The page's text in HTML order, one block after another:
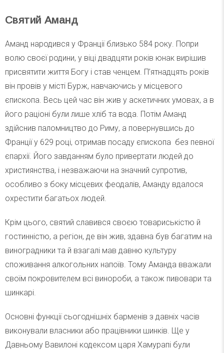
Святий Аманд
Аманд народився у Франції близько 584 року. Попри
волю своєї родини, у віці двадцяти років юнак вирішив
присвятити життя Богу і став ченцем. П’ятнадцять років
він провів у місті Бурж, навчаючись у місцевого
єпископа. Весь цей час він жив у аскетичних умовах, а в
його раціоні були лише хліб та вода. Потім Аманд
здійснив паломництво до Риму, а повернувшись до
Франції у 629 році, отримав посаду єпископа без певної
єпархії. Його завданням було привертати людей до
християнства, і незважаючи на значний супротив,
особливо з боку місцевих феодалів, Аманду вдалося
охрестити багатьох людей.
Крім цього, святий славився своєю товариськістю й
гостинністю, а регіон, де він жив, здавна був багатим на
виноградники та й взагалі мав давню культуру
споживання алкогольних напоїв. Тому Аманда вважали
своїм покровителем всі винороби, а також пивовари та
шинкарі.
Основні функції сьогоднішніх барменів з давніх часів
виконували власники або працівники шинків. Ще у
Давньому Вавилоні кодексом царя Хамурапі були